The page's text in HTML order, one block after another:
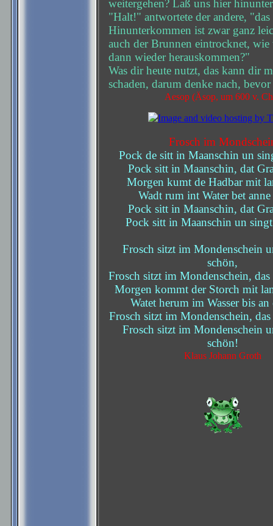
weitergehen? Laß uns hier
"Halt!" antwortete der andere, "das
Hinunterkommen ist zwar ganz
auch der Brunnen eintrocknet,
dann wieder herauskommen?"
Was dir heute nutzt, das kann dir
schaden, darum denke nach,
Aesop (Äsop, um 600 v.
Frosch im
Pock de sitt in Maanschin un
Pock sitt in Maanschin, dat
Morgen kumt de Hadbar mit
Wadt rum int Water bet
Pock sitt in Maanschin, dat
Pock sitt in Maanschin un
Frosch sitzt im Mondenschein
schön,
Frosch sitzt im Mondenschein,
Morgen kommt der Storch mit
Watet herum im Wasser bis
Frosch sitzt im Mondenschein,
Frosch sitzt im Mondenschein
schön!
Klaus Johann Groth